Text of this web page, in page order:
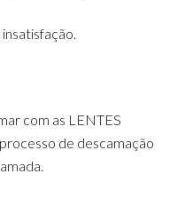
com as LENTES
de descamação